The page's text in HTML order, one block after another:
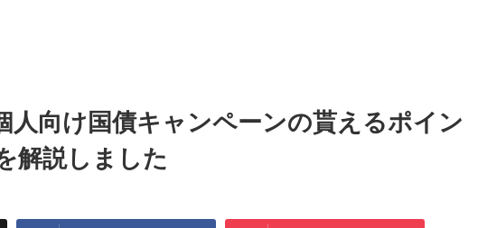
人向け国債キャンペーンの貰えるポイン
解説しました